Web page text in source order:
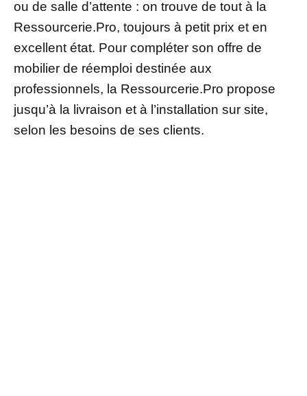
ou de salle d’attente : on trouve de tout à la
Ressourcerie.Pro, toujours à petit prix et en
excellent état. Pour compléter son offre de
mobilier de réemploi destinée aux
professionnels, la Ressourcerie.Pro propose
jusqu’à la livraison et à l’installation sur site,
selon les besoins de ses clients.